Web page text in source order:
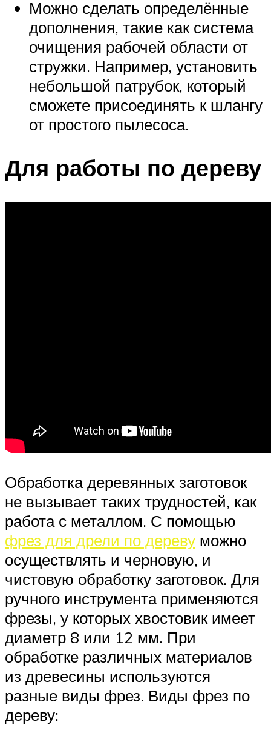
Можно сделать определённые
дополнения, такие как система
очищения рабочей области от
стружки. Например, установить
небольшой патрубок, который
сможете присоединять к шлангу
от простого пылесоса.
Для работы по дереву
Обработка деревянных заготовок
не вызывает таких трудностей, как
работа с металлом. С помощью
фрез для дрели по дереву можно
осуществлять и черновую, и
чистовую обработку заготовок. Для
ручного инструмента применяются
фрезы, у которых хвостовик имеет
диаметр 8 или 12 мм. При
обработке различных материалов
из древесины используются
разные виды фрез. Виды фрез по
дереву: